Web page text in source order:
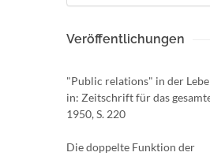
Veröffentlichungen
"Public relations" in der
in: Zeitschrift für das
1950, S. 220
Die doppelte Funktion der